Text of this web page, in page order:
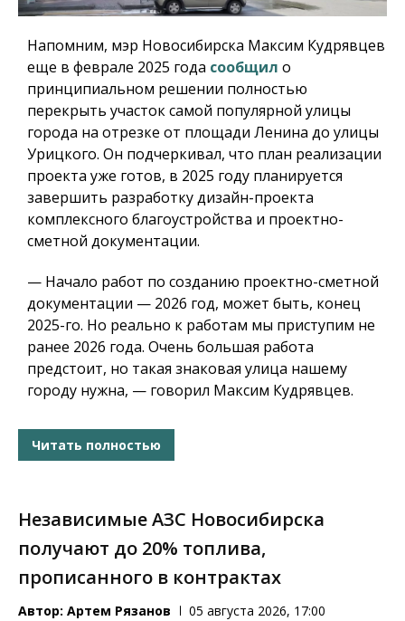
Напомним, мэр Новосибирска Максим Кудрявцев
еще в феврале 2025 года сообщил о
принципиальном решении полностью
перекрыть участок самой популярной улицы
города на отрезке от площади Ленина до улицы
Урицкого. Он подчеркивал, что план реализации
проекта уже готов, в 2025 году планируется
завершить разработку дизайн-проекта
комплексного благоустройства и проектно-
сметной документации.
— Начало работ по созданию проектно-сметной
документации — 2026 год, может быть, конец
2025-го. Но реально к работам мы приступим не
ранее 2026 года. Очень большая работа
предстоит, но такая знаковая улица нашему
городу нужна, — говорил Максим Кудрявцев.
Читать полностью
Независимые АЗС Новосибирска
получают до 20% топлива,
прописанного в контрактах
Автор: Артем Рязанов 05 августа 2026, 17:00